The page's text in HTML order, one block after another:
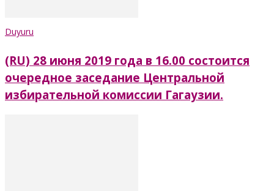
Duyuru
(RU) 28 июня 2019 года в 16.00 состоится
очередное заседание Центральной
избирательной комиссии Гагаузии.